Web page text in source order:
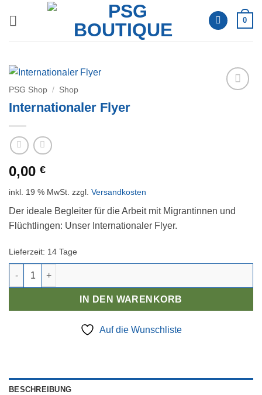
0
PSG Shop / Shop
Internationaler Flyer
0,00 €
inkl. 19 % MwSt. zzgl. Versandkosten
Der ideale Begleiter für die Arbeit mit Migrantinnen und
Flüchtlingen: Unser Internationaler Flyer.
Lieferzeit: 14 Tage
Internationaler Flyer Menge
IN DEN WARENKORB
Auf die Wunschliste
BESCHREIBUNG